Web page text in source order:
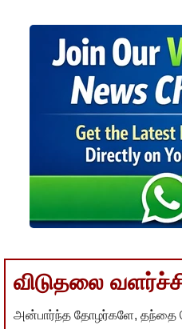
விடுதலை
அன்பார்ந்த தோழர்களே, தந்தை